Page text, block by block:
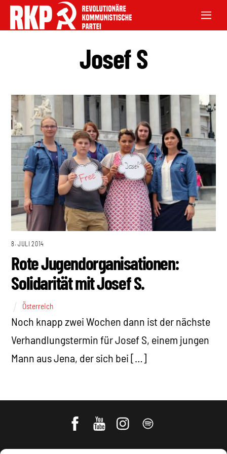
Josef S
8. JULI 2014
Rote Jugendorganisationen:
Solidarität mit Josef S.
Österreich
Noch knapp zwei Wochen dann ist der nächste
Verhandlungstermin für Josef S, einem jungen
Mann aus Jena, der sich bei […]